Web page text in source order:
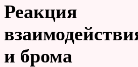
Реакция
и брома